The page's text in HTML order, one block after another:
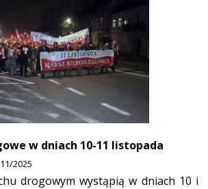
w dniach 10-11 listopada
2025
drogowym wystąpią w dniach 10 i